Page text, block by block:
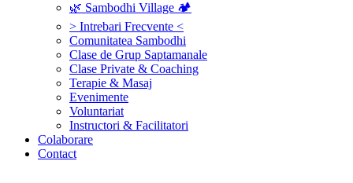
🌿 Sambodhi Village 🏕️
> Intrebari Frecvente <
Comunitatea Sambodhi
Clase de Grup Saptamanale
Clase Private & Coaching
Terapie & Masaj
‎Evenimente
Voluntariat
‏‏‎Instructori & Facilitatori
Colaborare
Contact